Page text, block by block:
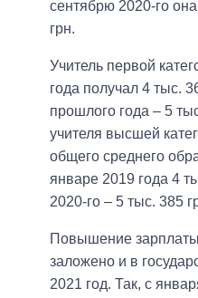
сентябрю 2020-го
грн.
Учитель первой
года получал 4 тыс.
прошлого года – 5
учителя высшей
общего среднего
январе 2019 года 4
2020-го – 5 тыс. 385
Повышение
заложено и в
2021 год. Так, с